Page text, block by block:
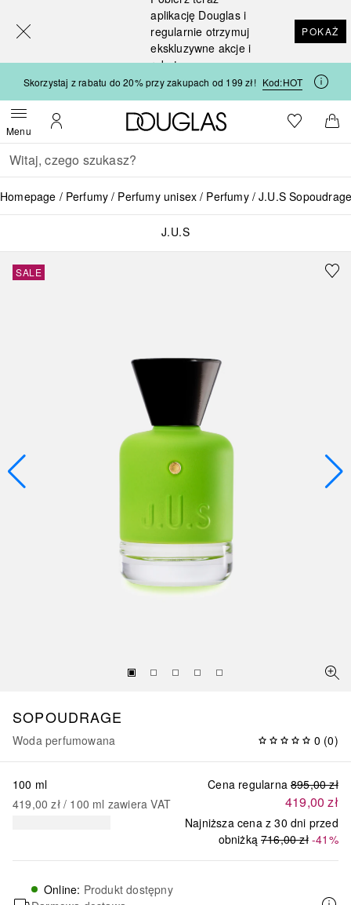
aplikację Douglas i
regularnie otrzymuj
ekskluzywne akcje i
rabaty
POKAŻ
Skorzystaj z rabatu do 20% przy zakupach od 199 zł! Kod:HOT
MenuOtwórz menuMoje konto
Strona główna Douglas
Do listyDo
Wracać
Wykonaj wyszukiwanie
Homepage Perfumy Perfumy unisex Perfumy J.U.S
J.U.S
SALE
SOPOUDRAGE
Woda perfumowana 0 (0)
Cena regularna 895,00 zł
419,00 zł
Najniższa cena z 30 dni przed
obniżką 716,00 zł-41%
100 ml
419,00 zł / 100 ml zawiera VAT
Online: Produkt dostępny
[navigation.slideout.screenreader]